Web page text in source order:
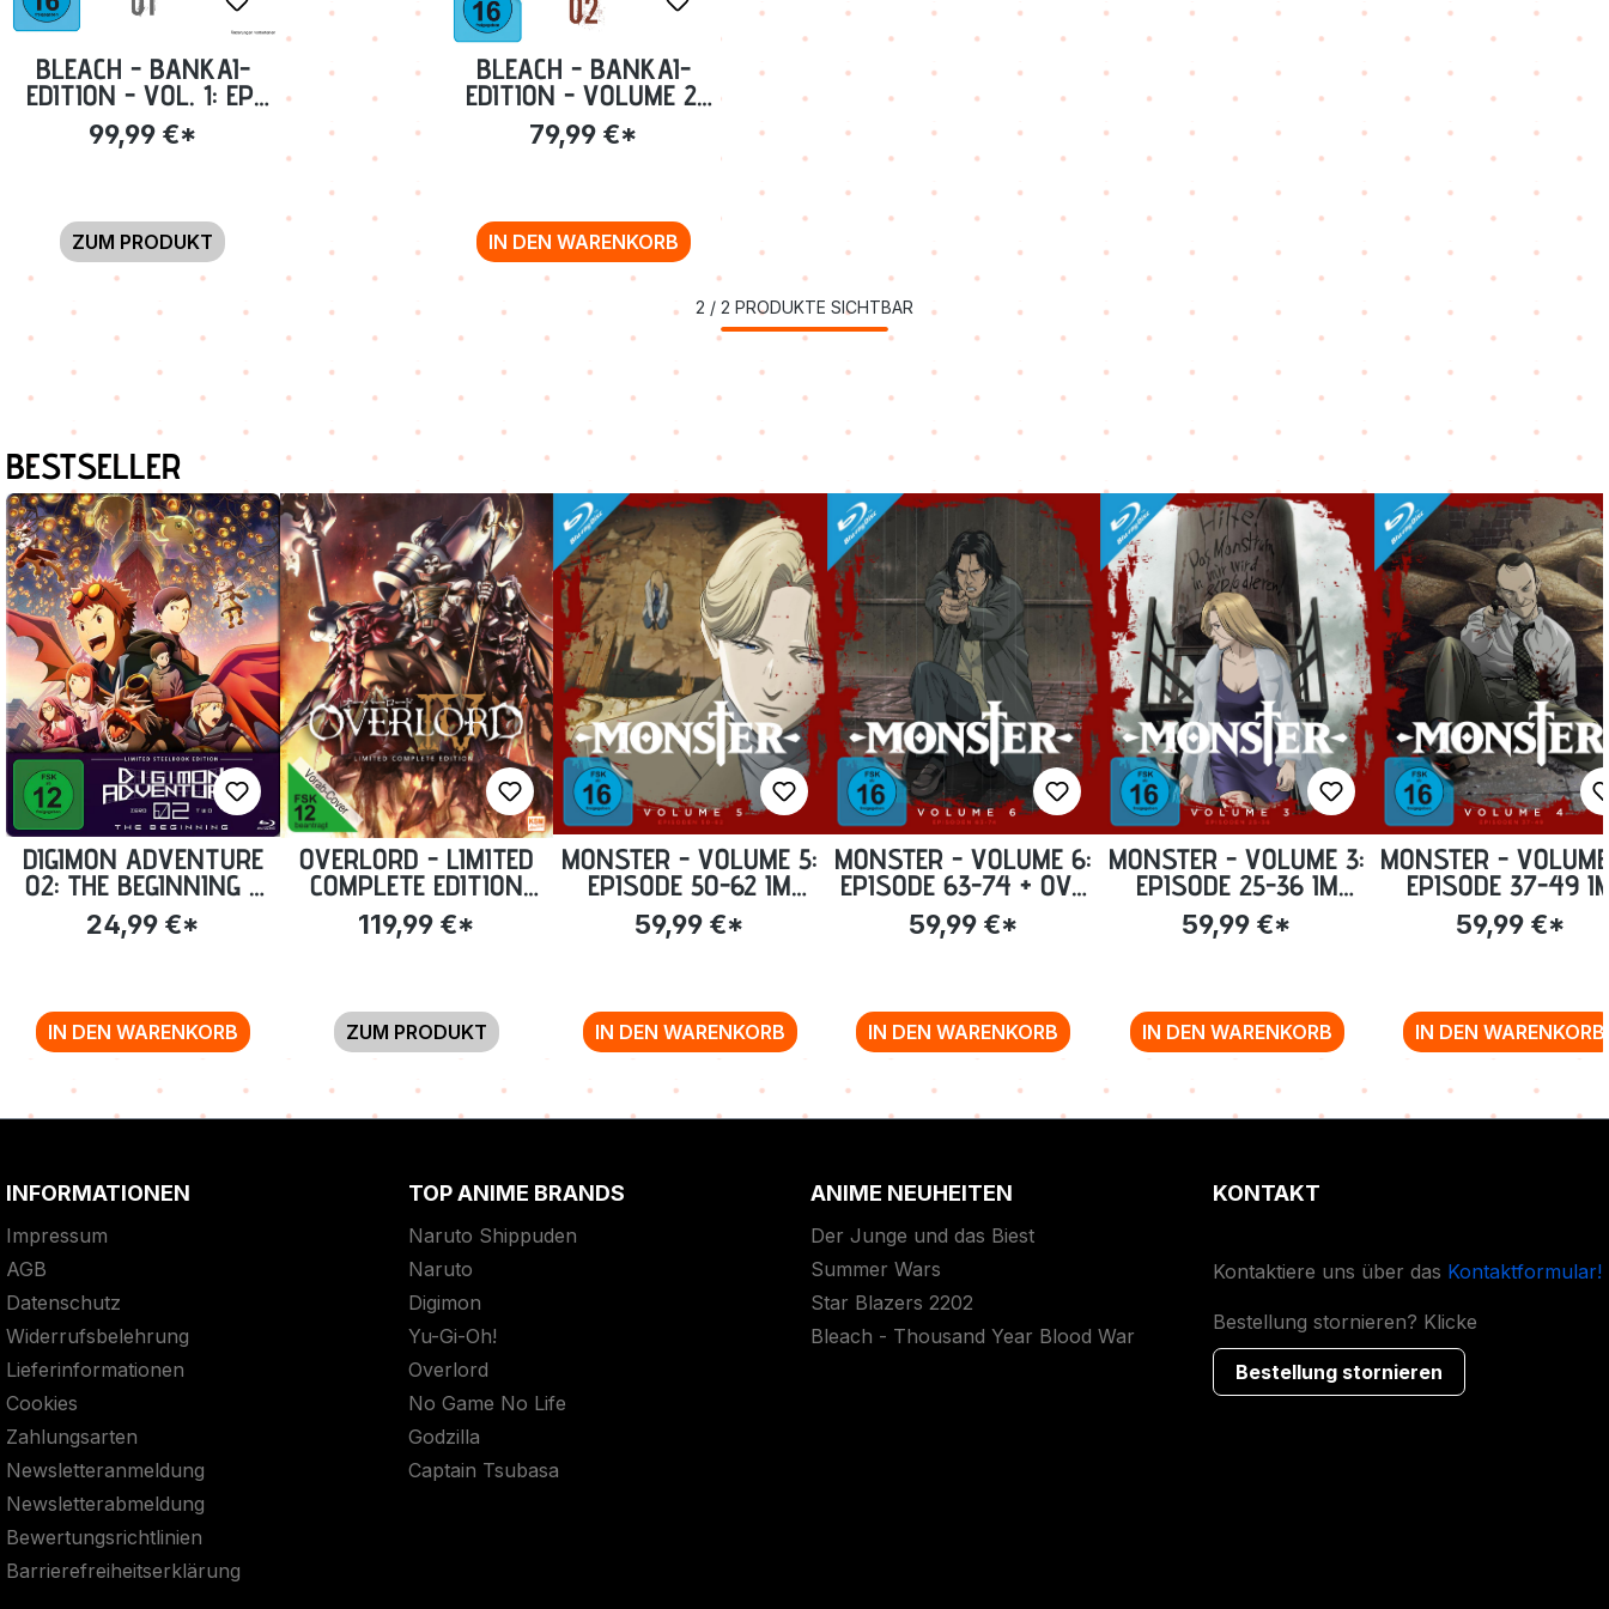
BLEACH - BANKAI-
EDITION - VOL. 1: EP.
01-109 [BLU-RAY]
99,99 €*
ZUM PRODUKT
BLEACH - BANKAI-
EDITION - VOLUME 2:
EP. 110-189 [BLU-RAY]
79,99 €*
IN DEN WARENKORB
2 / 2 PRODUKTE SICHTBAR
Produktgalerie überspringen
BESTSELLER
DIGIMON ADVENTURE
02: THE BEGINNING -
STEELBOOK EDITION
[BLU-RAY] (EXKL.
24,99 €*
IN DEN WARENKORB
OVERLORD - LIMITED
COMPLETE EDITION
STAFFEL 4 (13
EPISODEN) [BLU-RAY]
119,99 €*
ZUM PRODUKT
MONSTER - VOLUME 5:
EPISODE 50-62 IM
STEELBOOK [BLU-RAY]
59,99 €*
IN DEN WARENKORB
MONSTER - VOLUME 6:
EPISODE 63-74 + OVA
IM STEELBOOK [BLU-
RAY]
59,99 €*
IN DEN WARENKORB
MONSTER - VOLUME 3:
EPISODE 25-36 IM
STEELBOOK [BLU-RAY]
59,99 €*
IN DEN WARENKORB
MONSTER -
EPISODE 37-49
STEELBOOK [BLU-
59,99 €*
IN DEN WARENKORB
INFORMATIONEN
Impressum
AGB
Datenschutz
Widerrufsbelehrung
Lieferinformationen
Cookies
Zahlungsarten
Newsletteranmeldung
Newsletterabmeldung
Bewertungsrichtlinien
Barrierefreiheitserklärung
TOP ANIME BRANDS
Naruto Shippuden
Naruto
Digimon
Yu-Gi-Oh!
Overlord
No Game No Life
Godzilla
Captain Tsubasa
ANIME NEUHEITEN
Der Junge und das Biest
Summer Wars
Star Blazers 2202
Bleach - Thousand Year Blood War
KONTAKT
Kontaktiere uns über das Kontaktformular!
Bestellung stornieren? Klicke
Bestellung stornieren